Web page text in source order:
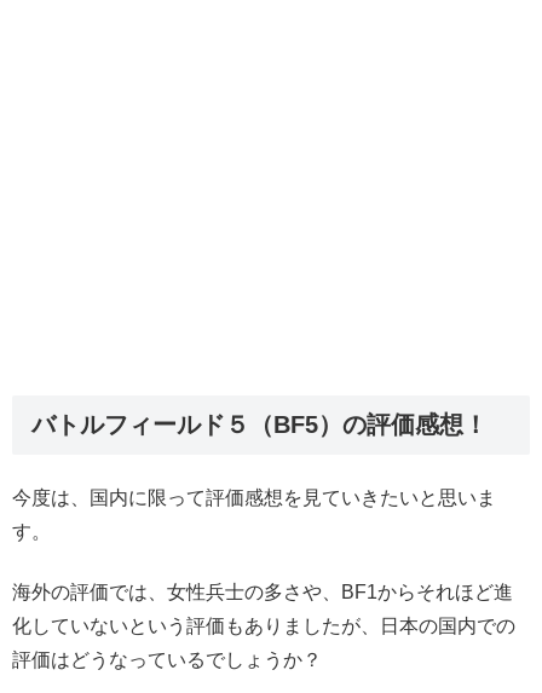
バトルフィールド５（BF5）の評価感想！
今度は、国内に限って評価感想を見ていきたいと思いま
す。
海外の評価では、女性兵士の多さや、BF1からそれほど進
化していないという評価もありましたが、日本の国内での
評価はどうなっているでしょうか？